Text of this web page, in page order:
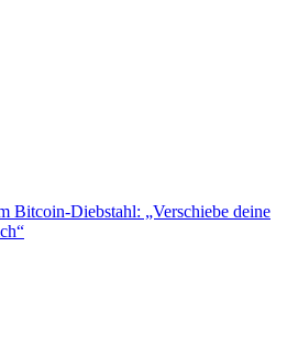
Bitcoin-Diebstahl: „Verschiebe deine